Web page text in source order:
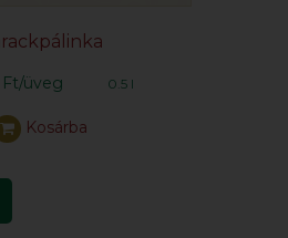
Ft/üveg 0.5 l
Kosárba